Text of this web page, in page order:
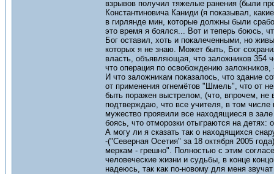
взрывов получил тяжелые ранения (были
Константиновича Каниди (я показывал,
в гирлянде мин, которые должны были
это время я боялся... Вот и теперь боюсь,
Бог оставил, хоть и покалеченными, но
которых я не знаю. Может быть, Бог
власть, объявляющая, что заложников 354
что операция по освобождению
И что заложникам показалось, что здание
от применения огнемётов "Шмель", что от
быть поражен выстрелом, (что, впрочем,
подтверждаю, что все учителя, в том
мужество проявили все находящиеся в
боясь, что отморозки отыграются на
А могу ли я сказать так о находящихся
-("Северная Осетия" за 18 октября 2005
меркам - грешно". Полностью с этим
человеческие жизни и судьбы, в конце
надеюсь, так как по-новому для меня